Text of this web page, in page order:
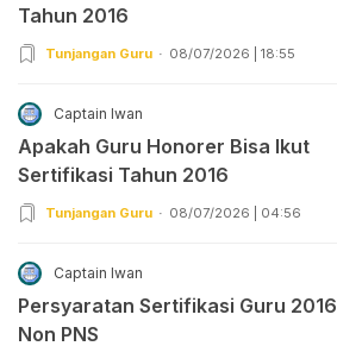
Tahun 2016
Tunjangan Guru 08/07/2026 | 18:55
Captain Iwan
Apakah Guru Honorer Bisa Ikut
Sertifikasi Tahun 2016
Tunjangan Guru 08/07/2026 | 04:56
Captain Iwan
Persyaratan Sertifikasi Guru 2016
Non PNS